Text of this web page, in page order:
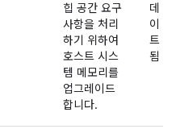
힙 공간 요구
사항을 처리
하기 위하여
호스트 시스
템 메모리를
업그레이드
합니다.
데
이
트
됨